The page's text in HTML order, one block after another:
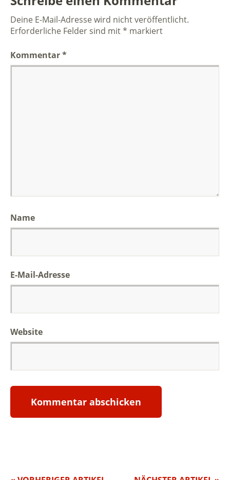
Deine E-Mail-Adresse wird nicht veröffentlicht.
Erforderliche Felder sind mit* markiert
Kommentar*
Name
E-Mail-Adresse
Website